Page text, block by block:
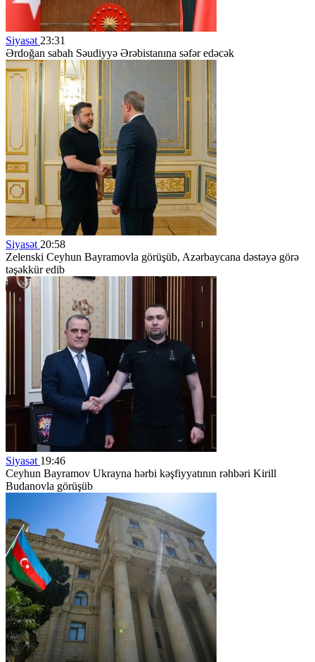
Siyasət 23:31
Ərdoğan sabah Səudiyyə Ərəbistanına səfər edəcək
Siyasət 20:58
Zelenski Ceyhun Bayramovla görüşüb, Azərbaycana dəstəyə görə
təşəkkür edib
Siyasət 19:46
Ceyhun Bayramov Ukrayna hərbi kəşfiyyatının rəhbəri Kirill
Budanovla görüşüb